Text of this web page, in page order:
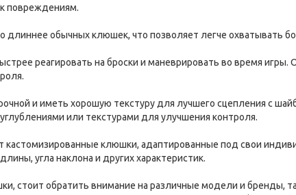
повреждениям.
длиннее обычных клюшек, что позволяет легче охватывать
реагировать на броски и маневрировать во время игры.
и иметь хорошую текстуру для лучшего сцепления с
или текстурами для улучшения контроля.
кастомизированные клюшки, адаптированные под свои
угла наклона и других характеристик.
стоит обратить внимание на различные модели и бренды,